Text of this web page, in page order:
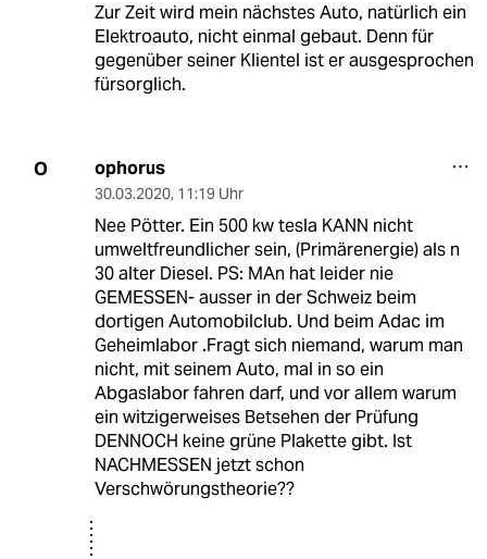
Zur Zeit wird mein nächstes Auto, natürlich ein
Elektroauto, nicht einmal gebaut. Denn für
gegenüber seiner Klientel ist er ausgesprochen
fürsorglich.
O ophorus
30.03.2020, 11:19 Uhr
Nee Pötter. Ein 500 kw tesla KANN nicht
umweltfreundlicher sein, (Primärenergie) als n
30 alter Diesel. PS: MAn hat leider nie
GEMESSEN- ausser in der Schweiz beim
dortigen Automobilclub. Und beim Adac im
Geheimlabor .Fragt sich niemand, warum man
nicht, mit seinem Auto, mal in so ein
Abgaslabor fahren darf, und vor allem warum
ein witzigerweises Betsehen der Prüfung
DENNOCH keine grüne Plakette gibt. Ist
NACHMESSEN jetzt schon
Verschwörungstheorie??